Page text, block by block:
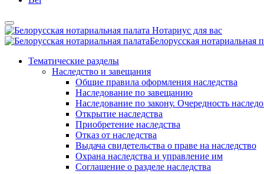
Нотариус для вас
Белорусская нотариальная
Тематические разделы
Наследство и завещания
Общие правила оформления наследства
Наследование по завещанию
Наследование по закону. Очередность
Открытие наследства
Приобретение наследства
Отказ от наследства
Выдача свидетельства о праве на наследство
Охрана наследства и управление им
Соглашение о разделе наследства